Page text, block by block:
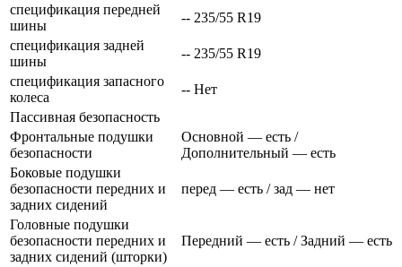
спецификация передней
шины
-- 235/55 R19
спецификация задней
шины
-- 235/55 R19
спецификация запасного
колеса
-- Нет
Пассивная безопасность
Фронтальные подушки
безопасности
Основной — есть /
Дополнительный — есть
Боковые подушки
безопасности передних и
задних сидений
перед — есть / зад — нет
Головные подушки
безопасности передних и
задних сидений (шторки)
Передний — есть / Задний — есть